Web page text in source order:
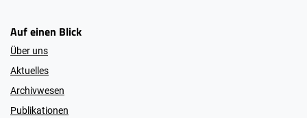
Auf einen Blick
Über uns
Aktuelles
Archivwesen
Publikationen